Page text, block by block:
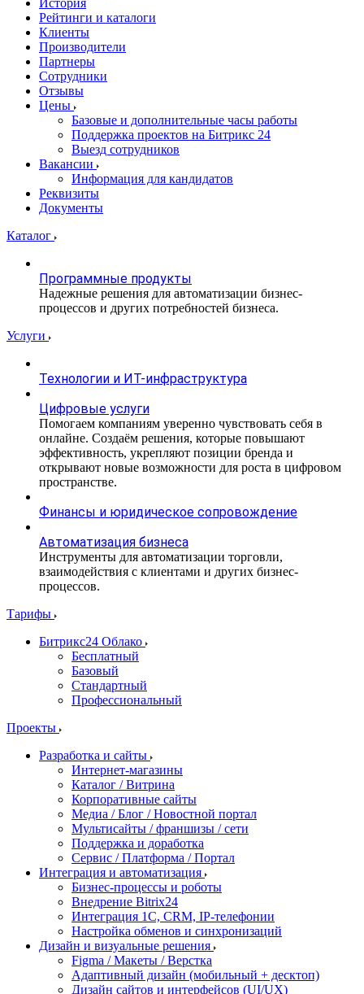
История
Рейтинги и каталоги
Клиенты
Производители
Партнеры
Сотрудники
Отзывы
Цены
Базовые и дополнительные часы работы
Поддержка проектов на Битрикс 24
Выезд сотрудников
Вакансии
Информация для кандидатов
Реквизиты
Документы
Каталог
Программные продукты
Надежные решения для автоматизации бизнес-
процессов и других потребностей бизнеса.
Услуги
Технологии и ИТ-инфраструктура
Цифровые услуги
Помогаем компаниям уверенно чувствовать себя в
онлайне. Создаём решения, которые повышают
эффективность, укрепляют позиции бренда и
открывают новые возможности для роста в цифровом
пространстве.
Финансы и юридическое сопровождение
Автоматизация бизнеса
Инструменты для автоматизации торговли,
взаимодействия с клиентами и других бизнес-
процессов.
Тарифы
Битрикс24 Облако
Бесплатный
Базовый
Стандартный
Профессиональный
Проекты
Разработка и сайты
Интернет-магазины
Каталог / Витрина
Корпоративные сайты
Медиа / Блог / Новостной портал
Мультисайты / франшизы / сети
Поддержка и доработка
Сервис / Платформа / Портал
Интеграция и автоматизация
Бизнес-процессы и роботы
Внедрение Bitrix24
Интеграция 1С, CRM, IP-телефонии
Настройка обменов и синхронизаций
Дизайн и визуальные решения
Figma / Макеты / Верстка
Адаптивный дизайн (мобильный + десктоп)
Дизайн сайтов и интерфейсов (UI/UX)